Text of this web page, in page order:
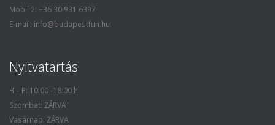
Mobil 2: +36 30 931 6397
E-mail: info@budapestfun.hu
Nyitvatartás
H – P: 10:00 -18:00 h
Szombat: ZÁRVA
Vasárnap: ZÁRVA